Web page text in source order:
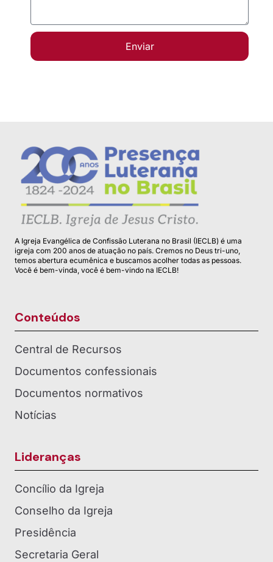
Enviar
A Igreja Evangélica de Confissão Luterana no Brasil (IECLB) é uma
igreja com 200 anos de atuação no país. Cremos no Deus tri-uno,
temos abertura ecumênica e buscamos acolher todas as pessoas.
Você é bem-vinda, você é bem-vindo na IECLB!
Conteúdos
Central de Recursos
Documentos confessionais
Documentos normativos
Notícias
Lideranças
Concílio da Igreja
Conselho da Igreja
Presidência
Secretaria Geral